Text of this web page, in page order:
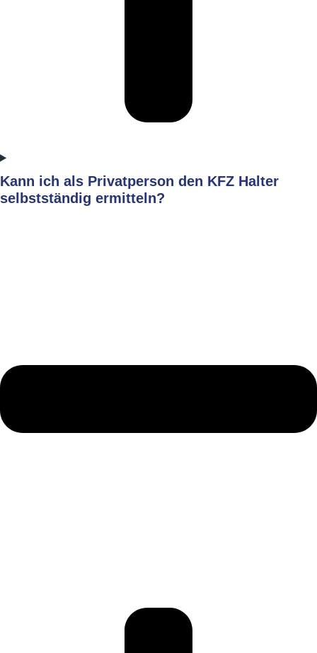
Kann ich als Privatperson den KFZ Halter
selbstständig ermitteln?